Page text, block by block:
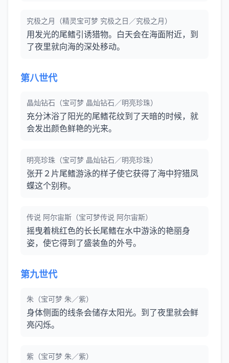
究极之月（精灵宝可梦 究极之日／究极之月）
用发光的尾鳍引诱猎物。白天会在海面附近，到
了夜里就向海的深处移动。
第八世代
晶灿钻石（宝可梦 晶灿钻石／明亮珍珠）
充分沐浴了阳光的尾鳍花纹到了天暗的时候，就
会发出颜色鲜艳的光来。
明亮珍珠（宝可梦 晶灿钻石／明亮珍珠）
张开２片尾鳍游泳的样子使它获得了海中狩猎凤
蝶这个别称。
传说 阿尔宙斯（宝可梦传说 阿尔宙斯）
摇曳着桃红色的长长尾鳍在水中游泳的艳丽身
姿，使它得到了盛装鱼的外号。
第九世代
朱（宝可梦 朱／紫）
身体侧面的线条会储存太阳光。到了夜里就会鲜
亮闪烁。
紫（宝可梦 朱／紫）